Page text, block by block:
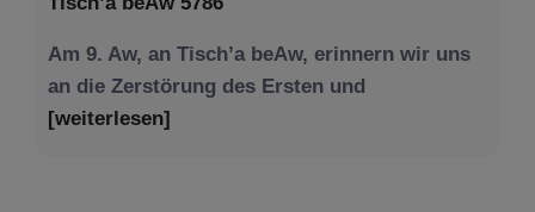
Am 9. Aw, an Tisch’a beAw, erinnern wir uns
an die Zerstörung des Ersten und
[weiterlesen]